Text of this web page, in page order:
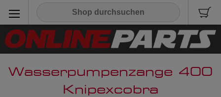
Wasserpumpenzange 400
Knipexcobra